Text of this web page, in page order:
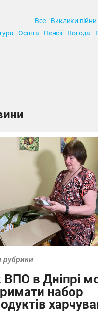
Все Виклики війни
Освіта Пенсії Погода
рубрики
ВПО в Дніпрі
набор